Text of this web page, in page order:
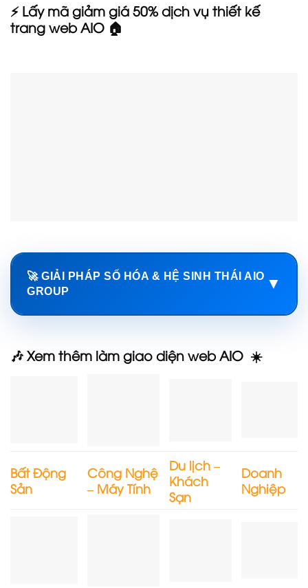
⚡ Lấy mã giảm giá 50% dịch vụ thiết kế
trang web AIO 🏠
🚀 GIẢI PHÁP SỐ HÓA & HỆ SINH THÁI AIO
GROUP
▼
🎶 Xem thêm làm giao diện web AIO ☀️
Bất Động
Sản
Công Nghệ
– Máy Tính
Du lịch –
Khách
Sạn
Doanh
Nghiệp